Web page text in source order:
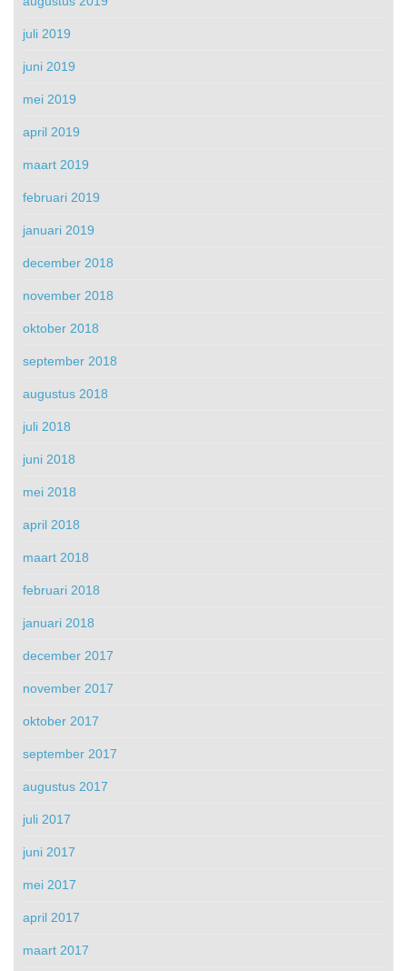
juli 2019
juni 2019
mei 2019
april 2019
maart 2019
februari 2019
januari 2019
december 2018
november 2018
oktober 2018
september 2018
augustus 2018
juli 2018
juni 2018
mei 2018
april 2018
maart 2018
februari 2018
januari 2018
december 2017
november 2017
oktober 2017
september 2017
augustus 2017
juli 2017
juni 2017
mei 2017
april 2017
maart 2017